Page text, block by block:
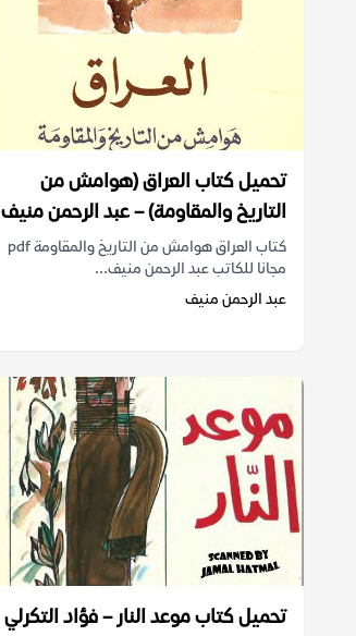
تحميل كتاب العراق (هوامش من
التاريخ والمقاومة) – عبد الرحمن منيف
كتاب العراق هوامش من التاريخ والمقاومة pdf
مجانا للكاتب عبد الرحمن منيف...
عبد الرحمن منيف
تحميل كتاب موعد النار – فؤاد التكرلي